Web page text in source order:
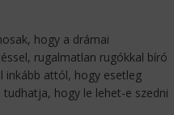
hogy a drámai
rugalmatlan rugókkal bíró
inkább attól, hogy esetleg
hogy le lehet-e szedni